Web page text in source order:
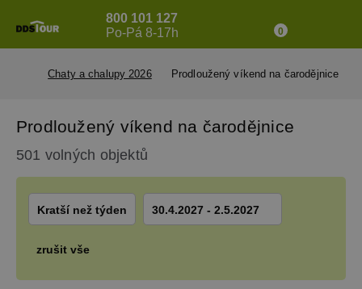
800 101 127
Po-Pá 8-17h
0
Chaty a chalupy 2026 Prodloužený víkend na čarodějnice
Prodloužený víkend na čarodějnice
501 volných objektů
Kratší než týden 30.4.2027 - 2.5.2027
zrušit vše